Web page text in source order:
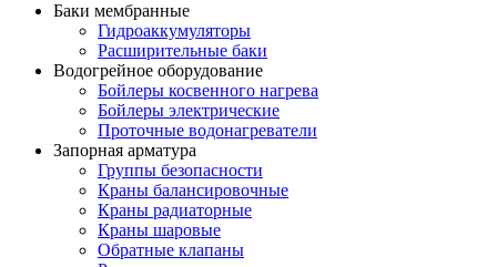
Баки мембранные
Гидроаккумуляторы
Расширительные баки
Водогрейное оборудование
Бойлеры косвенного нагрева
Бойлеры электрические
Проточные водонагреватели
Запорная арматура
Группы безопасности
Краны балансировочные
Краны радиаторные
Краны шаровые
Обратные клапаны